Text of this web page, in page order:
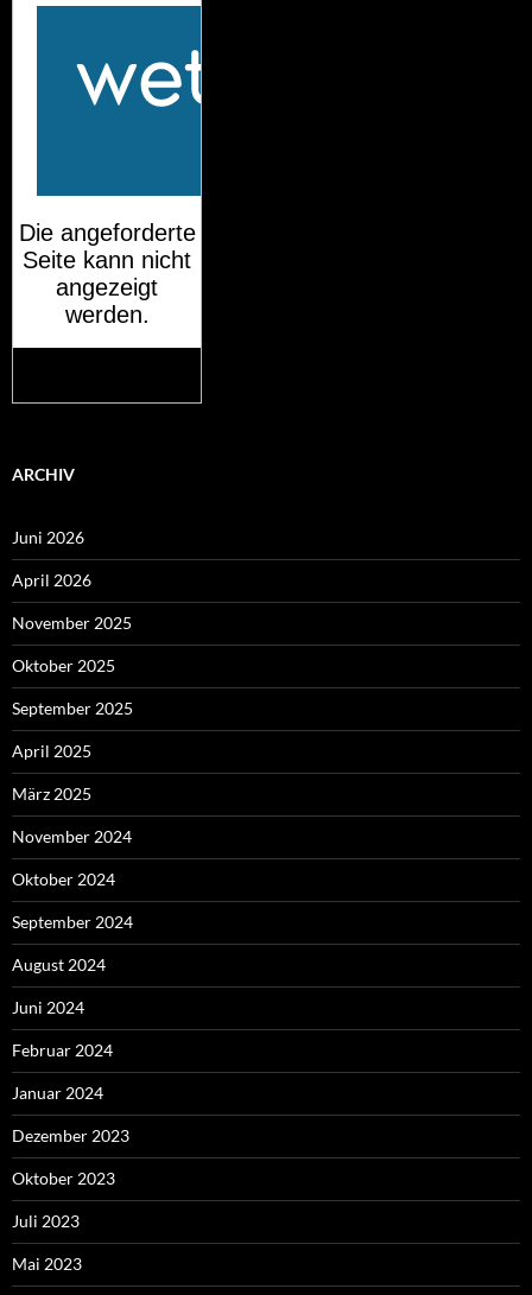
ARCHIV
Juni 2026
April 2026
November 2025
Oktober 2025
September 2025
April 2025
März 2025
November 2024
Oktober 2024
September 2024
August 2024
Juni 2024
Februar 2024
Januar 2024
Dezember 2023
Oktober 2023
Juli 2023
Mai 2023